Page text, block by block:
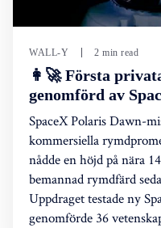
WALL-Y 2 min read
👩‍🚀 Första
genomförd av
SpaceX Polaris Dawn-
kommersiella
nådde en höjd på nära
bemannad rymdfärd
Uppdraget testade ny
genomförde 36